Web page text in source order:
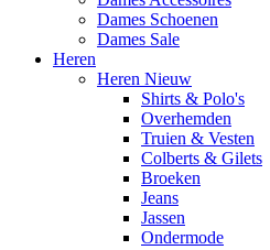
Dames Schoenen
Dames Sale
Heren
Heren Nieuw
Shirts & Polo's
Overhemden
Truien & Vesten
Colberts & Gilets
Broeken
Jeans
Jassen
Ondermode